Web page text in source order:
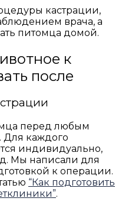
кастрации,
врача, а
питомца домой.
к
после
перед любым
Для каждого
индивидуально,
Мы написали для
к операции.
“Как подготовить
.